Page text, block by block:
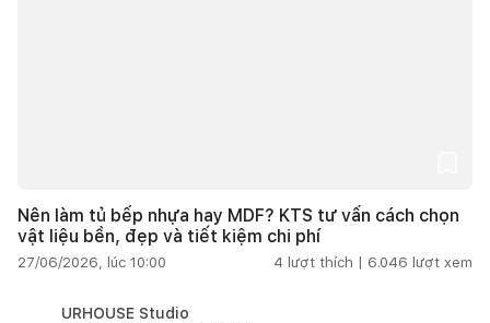
Nên làm tủ bếp nhựa hay MDF? KTS tư vấn cách chọn
vật liệu bền, đẹp và tiết kiệm chi phí
27/06/2026, lúc 10:00 4 lượt thích | 6.046 lượt xem
URHOUSE Studio